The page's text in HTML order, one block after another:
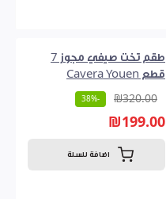
طقم تخت صيفي مجوز 7
قطع Cavera Youen
₪320.00
-38%
₪199.00
اضافة للسلة